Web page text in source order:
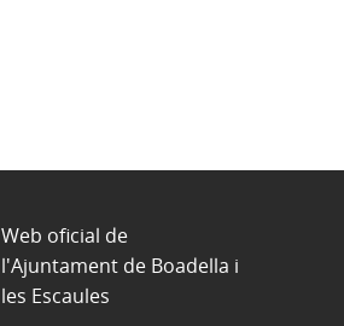
Web oficial de
l'Ajuntament de Boadella i
les Escaules